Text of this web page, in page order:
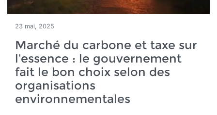
23 mai, 2025
Marché du carbone et taxe sur
l’essence : le gouvernement
fait le bon choix selon des
organisations
environnementales